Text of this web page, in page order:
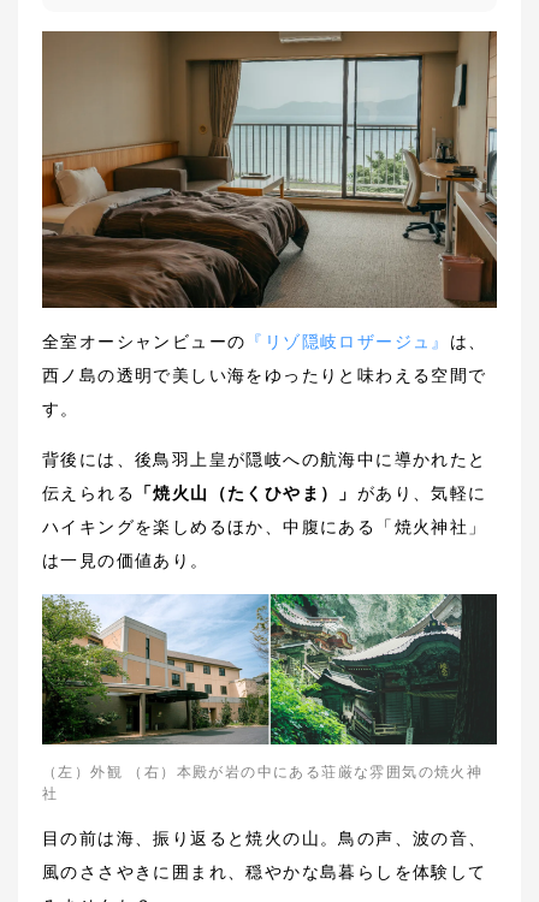
全室オーシャンビューの 『リゾ隠岐ロザージュ』 は、
西ノ島の透明で美しい海をゆったりと味わえる空間で
す。
背後には、後鳥羽上皇が隠岐への航海中に導かれたと
伝えられる
「焼火山（たくひやま）」 があり、気軽に
ハイキングを楽しめるほか、中腹にある「焼火神社」
は一見の価値あり。
（左）外観 （右）本殿が岩の中にある荘厳な雰囲気の焼火神
社
目の前は海、振り返ると焼火の山。鳥の声、波の音、
風のささやきに囲まれ、穏やかな島暮らしを体験して